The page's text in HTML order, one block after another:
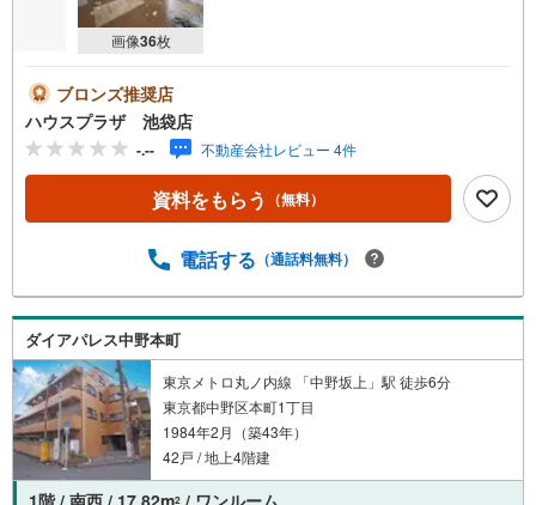
画像36枚
ブロンズ推奨店
ハウスプラザ 池袋店
-.-- 不動産会社レビュー 4件
資料をもらう （無料）
電話する （通話料無料）
ダイアパレス中野本町
東京メトロ丸ノ内線 「中野坂上」駅 徒歩6分
東京都中野区本町1丁目
1984年2月（築43年）
42戸 / 地上4階建
2